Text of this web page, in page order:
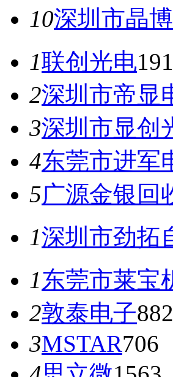
10深圳市晶
1联创光电
2深圳市帝显
3深圳市显创
4东莞市进军
5广源金银回
1深圳市劲拓
1东莞市莱宝
2敦泰电子882
3MSTAR706